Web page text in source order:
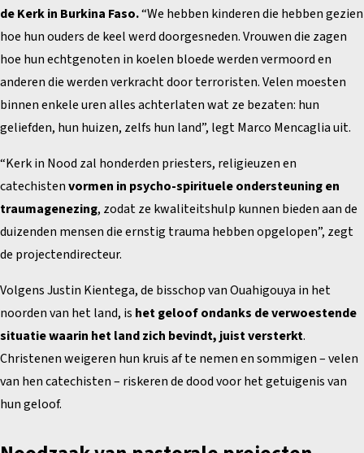
de Kerk in Burkina Faso.“We hebben kinderen die hebben gezien
hoe hun ouders de keel werd doorgesneden. Vrouwen die zagen
hoe hun echtgenoten in koelen bloede werden vermoord en
anderen die werden verkracht door terroristen. Velen moesten
binnen enkele uren alles achterlaten wat ze bezaten: hun
geliefden, hun huizen, zelfs hun land”, legt Marco Mencaglia uit.
“Kerk in Nood zal honderden priesters, religieuzen en
catechistenvormen in psycho-spirituele ondersteuning en
traumagenezing, zodat ze kwaliteitshulp kunnen bieden aan de
duizenden mensen die ernstig trauma hebben opgelopen”, zegt
de projectendirecteur.
Volgens Justin Kientega, de bisschop van Ouahigouya in het
noorden van het land, is het geloof ondanks de verwoestende
situatie waarin het land zich bevindt, juist versterkt.
Christenen weigeren hun kruis af te nemen en sommigen – velen
van hen catechisten – riskeren de dood voor het getuigenis van
hun geloof.